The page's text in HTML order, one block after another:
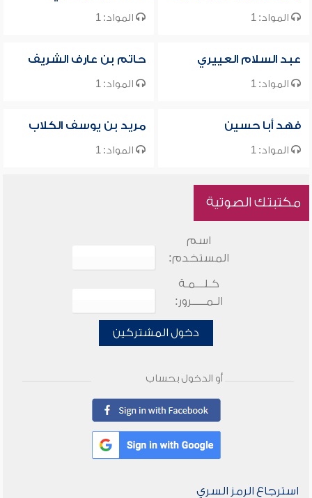
المواد: 1 المواد: 1
عبد السلام العييري
المواد: 1
حاتم بن عارف الشريف
المواد: 1
فهد أبا حسين
المواد: 1
مريد بن يوسف الكلاب
المواد: 1
مكتبتك الصوتية
اسم
المستخدم:
كـلـــمـة
الـمـــــرور:
دخول المشتركين
أو الدخول بحساب
استرجاع الرمز السري